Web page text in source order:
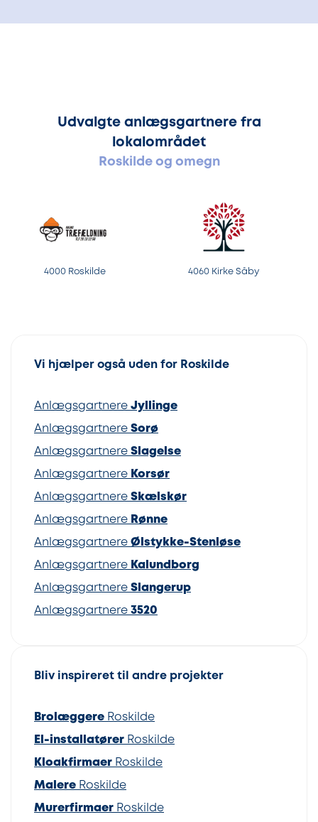
Udvalgte anlægsgartnere fra
lokalområdet
Roskilde og omegn
4000 Roskilde 4060 Kirke Såby
Vi hjælper også uden for Roskilde
Anlægsgartnere Jyllinge
Anlægsgartnere Sorø
Anlægsgartnere Slagelse
Anlægsgartnere Korsør
Anlægsgartnere Skælskør
Anlægsgartnere Rønne
Anlægsgartnere Ølstykke-Stenløse
Anlægsgartnere Kalundborg
Anlægsgartnere Slangerup
Anlægsgartnere 3520
Bliv inspireret til andre projekter
Brolæggere Roskilde
El-installatører Roskilde
Kloakfirmaer Roskilde
Malere Roskilde
Murerfirmaer Roskilde